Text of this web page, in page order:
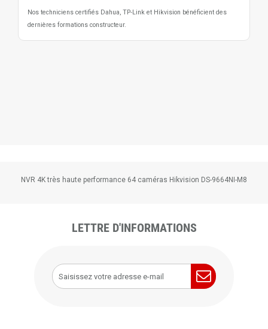
Nos techniciens certifiés Dahua, TP-Link et Hikvision bénéficient des
dernières formations constructeur.
NVR 4K très haute performance 64 caméras Hikvision DS-9664NI-M8
LETTRE D'INFORMATIONS